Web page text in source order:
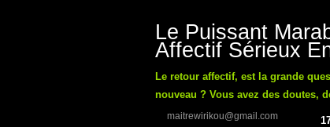
Le Puissant
Affectif Sérieux
Le retour affectif, est la grande
nouveau ? Vous avez des doutes,
maitrewirikou@gmail.com